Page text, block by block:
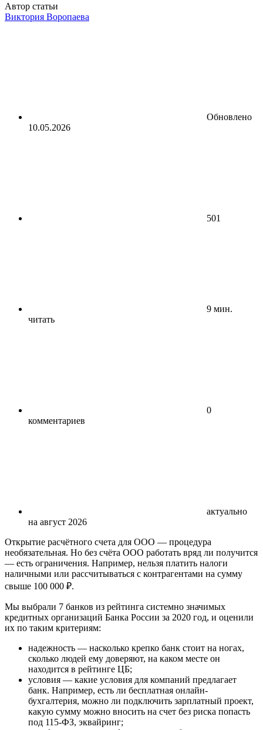
Автор статьи
Виктория Воропаева
Обновлено
10.05.2026
501
9 мин.
читать
0
комментариев
актуально
на август 2026
Открытие расчётного счета для ООО — процедура
необязательная. Но без счёта ООО работать вряд ли получится
— есть ограничения. Например, нельзя платить налоги
наличными или рассчитываться с контрагентами на сумму
свыше 100 000 ₽.
Мы выбрали 7 банков из рейтинга системно значимых
кредитных организаций Банка России за 2020 год, и оценили
их по таким критериям:
надежность — насколько крепко банк стоит на ногах,
сколько людей ему доверяют, на каком месте он
находится в рейтинге ЦБ;
условия — какие условия для компаний предлагает
банк. Например, есть ли бесплатная онлайн-
бухгалтерия, можно ли подключить зарплатный проект,
какую сумму можно вносить на счет без риска попасть
под 115-ФЗ, эквайринг;